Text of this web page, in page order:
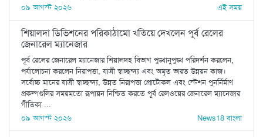
০৯ আগস্ট ২০২৬
এই সময়
শিয়ালদা ডিভিশনের পরিকাঠামো খতিয়ে দেখলেন পূর্ব রেলের
জেনারেল ম্যানেজার
পূর্ব রেলের জেনারেল ম্যানেজার শিয়ালদহ বিভাগ পুঙ্খানুপুঙ্খ পরিদর্শন করলেন,
পর্যালোচনা করলেন নিরাপত্তা, যাত্রী স্বাচ্ছন্দ্য এবং অমৃত ভারত উন্নয়ন কাজ।
সর্বোচ্চ মানের যাত্রী স্বাচ্ছন্দ্য, উন্নত নিরাপত্তা প্রোটোকল এবং স্টেশন পুনর্নির্মাণ
প্রকল্পগুলির সময়মতো রূপায়ন নিশ্চিত করতে পূর্ব রেলওয়ের জেনারেল ম্যানেজার
গীতিকা ...
০৯ আগস্ট ২০২৬
News18 বাংলা